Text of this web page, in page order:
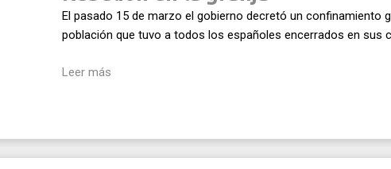
El pasado 15 de marzo el gobierno decretó un confinamiento
población que tuvo a todos los españoles encerrados en sus
Leer más